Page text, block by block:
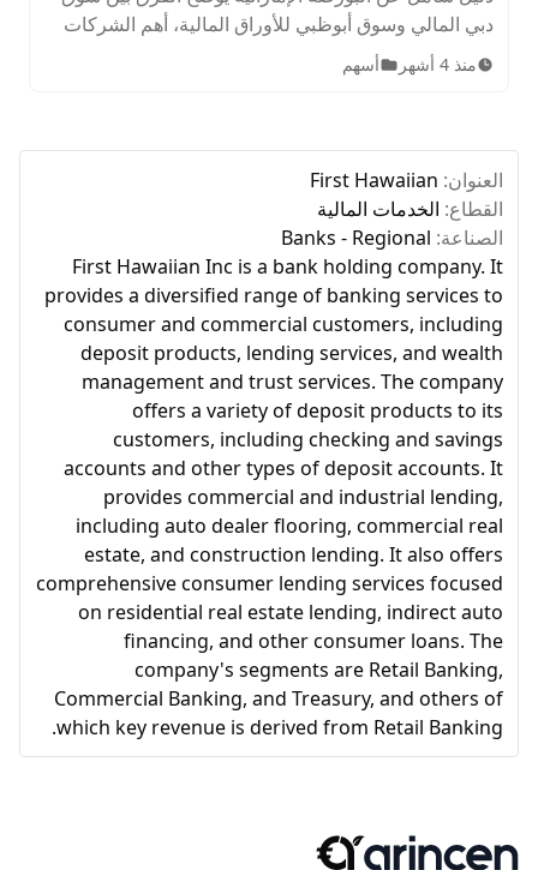
دبي المالي وسوق أبوظبي للأوراق المالية، أهم الشركات
المدرجة، الأصول المتاحة، ساعات التداول، وخطوات
الاستثمار للمبتدئين.
منذ 4 أشهر أسهم
العنوان: First Hawaiian
القطاع: الخدمات المالية
الصناعة: Banks - Regional
First Hawaiian Inc is a bank holding company. It
provides a diversified range of banking services to
consumer and commercial customers, including
deposit products, lending services, and wealth
management and trust services. The company
offers a variety of deposit products to its
customers, including checking and savings
accounts and other types of deposit accounts. It
provides commercial and industrial lending,
including auto dealer flooring, commercial real
estate, and construction lending. It also offers
comprehensive consumer lending services focused
on residential real estate lending, indirect auto
financing, and other consumer loans. The
company's segments are Retail Banking,
Commercial Banking, and Treasury, and others of
which key revenue is derived from Retail Banking.